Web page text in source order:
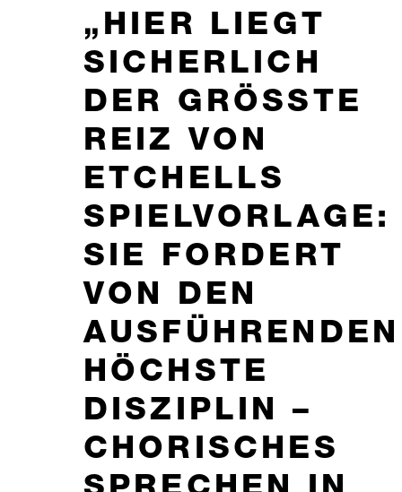
HIER LIEGT
SICHERLICH
DER GRÖSSTE R
EIZ VON E
TCHELLS S
PIELVORLAGE: S
IE FORDERT V
ON DEN A
USFÜHRENDEN H
ÖCHSTE D
ISZIPLIN – C
HORISCHES S